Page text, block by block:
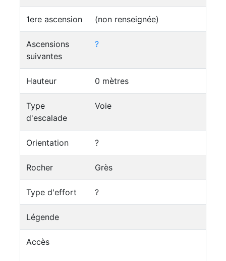
1ere ascension (non renseignée)
Ascensions
suivantes
?
Hauteur 0 mètres
Type
d'escalade
Voie
Orientation ?
Rocher Grès
Type d'effort ?
Légende
Accès